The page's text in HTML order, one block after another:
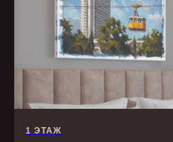
1 ЭТАЖ